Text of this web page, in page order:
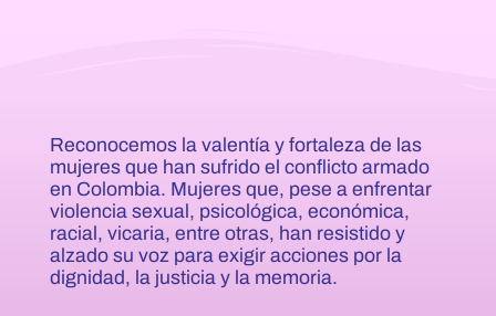
Reconocemos la valentía y fortaleza de las
mujeres que han sufrido el conflicto armado
en Colombia. Mujeres que, pese a enfrentar
violencia sexual, psicológica, económica,
racial, vicaria, entre otras, han resistido y
alzado su voz para exigir acciones por la
dignidad, la justicia y la memoria.